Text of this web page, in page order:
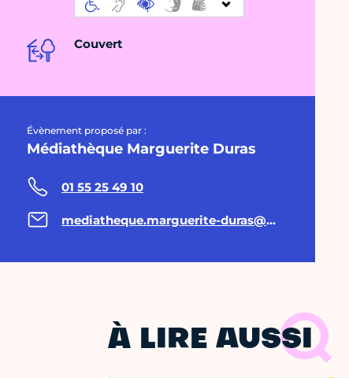
Couvert
Évènement proposé par :
Médiathèque Marguerite Duras
01 55 25 49 10
mediatheque.marguerite-duras@paris.fr
À LIRE AUSSI